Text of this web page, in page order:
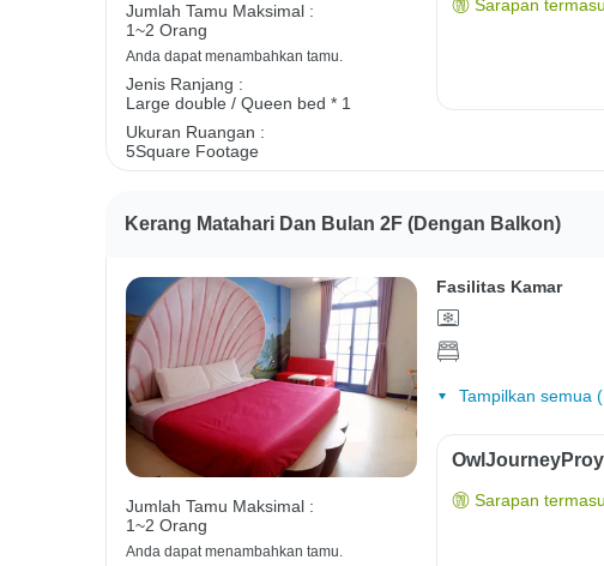
Jumlah Tamu Maksimal :
1~2 Orang
Anda dapat menambahkan tamu.
Jenis Ranjang :
Large double / Queen bed * 1
Ukuran Ruangan :
5Square Footage
Sarapan
Kerang Matahari Dan Bulan 2F (dengan Balkon)
Jumlah Tamu Maksimal :
1~2 Orang
Anda dapat menambahkan tamu.
Fasilitas Kamar
Tampilkan semua
Sarapan